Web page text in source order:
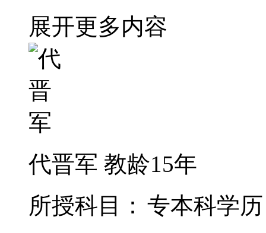
展开更多内容
代晋军 教龄15年
所授科目： 专本科学历